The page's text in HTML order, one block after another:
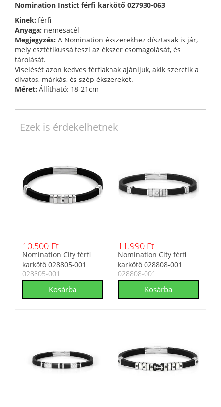
Nomination Instict férfi karkötő 027930-063
Kinek: férfi
Anyaga: nemesacél
Megjegyzés: A Nomination ékszerekhez dísztasak is jár,
mely esztétikussá teszi az ékszer csomagolását, és
tárolását.
Viselését azon kedves férfiaknak ajánljuk, akik szeretik a
divatos, márkás, és szép ékszereket.
Méret: Állítható: 18-21cm
Ezek is érdekelhetnek
10.500 Ft
Nomination City férfi
karkötő 028805-001
028805-001
11.990 Ft
Nomination City férfi
karkötő 028808-001
028808-001